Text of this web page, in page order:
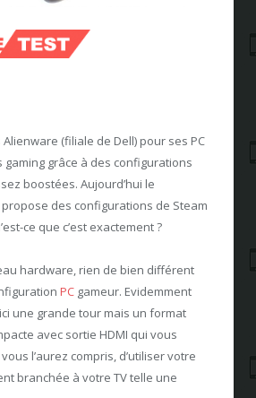
(filiale de Dell) pour ses PC
grâce à des configurations
boostées. Aujourd’hui le
des configurations de Steam
ce que c’est exactement ?
hardware, rien de bien différent
PC gameur. Evidemment
une grande tour mais un format
avec sortie HDMI qui vous
l’aurez compris, d’utiliser votre
branchée à votre TV telle une